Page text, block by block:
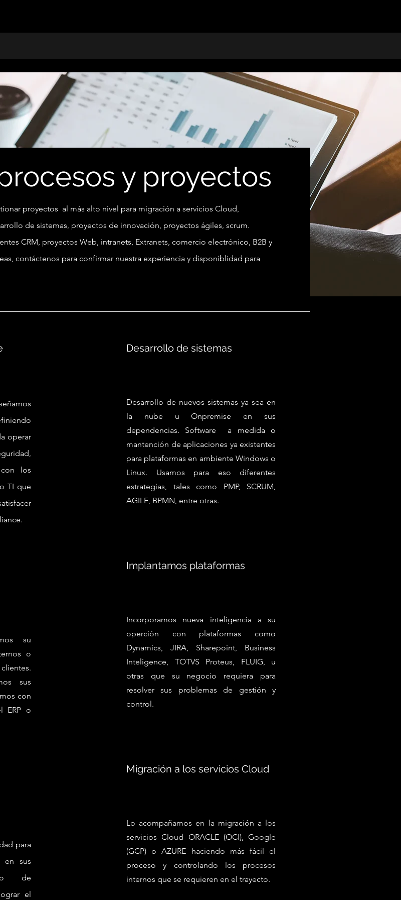
y proyectos
proyectos al más alto nivel para migración a servicios Cloud,
de sistemas, proyectos de innovación, proyectos ágiles, scrum.
CRM, proyectos Web, intranets, Extranets, comercio electrónico, B2B y
contáctenos para confirmar nuestra experiencia y disponiblidad para
mos
operar
los
TI que
su
o
sus
con
ERP o
para
en sus
de
el
Desarrollo de sistemas
Desarrollo de nuevos sistemas ya sea en
la nube u Onpremise en sus
dependencias. Software a medida o
mantención de aplicaciones ya existentes
para plataformas en ambiente Windows o
Linux. Usamos para eso diferentes
estrategias, tales como PMP, SCRUM,
AGILE, BPMN, entre otras.
Implantamos plataformas
Incorporamos nueva inteligencia a su
operción con plataformas como
Dynamics, JIRA, Sharepoint, Business
Inteligence, TOTVS Proteus, FLUIG, u
otras que su negocio requiera para
resolver sus problemas de gestión y
control.
Migración a los servicios Cloud
Lo acompañamos en la migración a los
servicios Cloud ORACLE (OCI), Google
(GCP) o AZURE haciendo más fácil el
proceso y controlando los procesos
internos que se requieren en el trayecto.